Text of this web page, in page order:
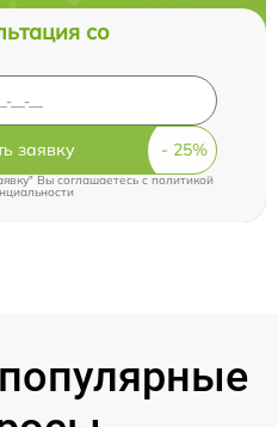
со
заявку
Вы соглашаетесь cполитикой